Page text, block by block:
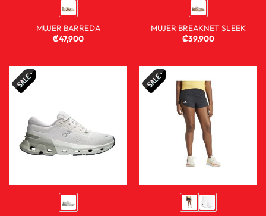
MUJER BARREDA
₡47,900
MUJER BREAKNET SLEEK
₡39,900